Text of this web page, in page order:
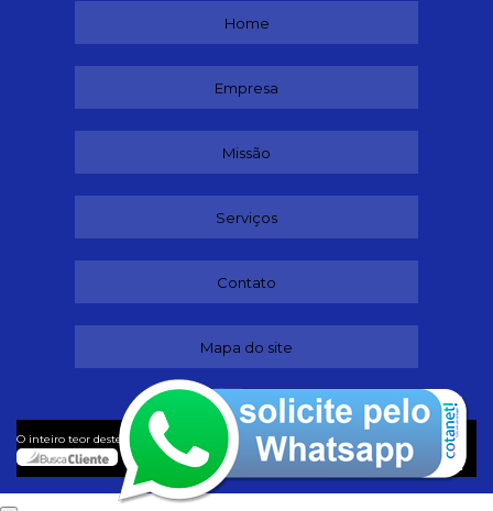
Home
Empresa
Missão
Serviços
Contato
Mapa do site
O inteiro teor deste site está sujeito à proteção de direitos autorais. Copyright
Lubrificantes (Lei 9610 de 19/02/1998)